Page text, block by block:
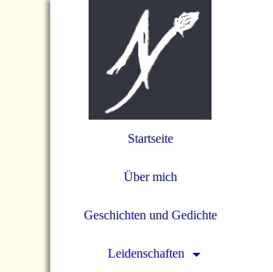
Startseite
Über mich
Geschichten und Gedichte
Leidenschaften